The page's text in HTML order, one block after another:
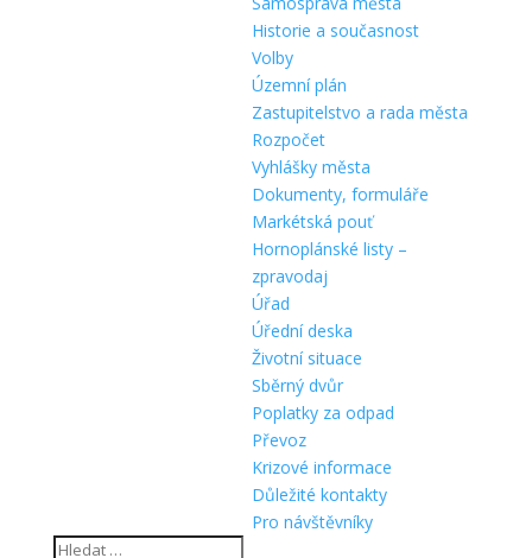
Historie a současnost
Volby
Územní plán
Zastupitelstvo a rada města
Rozpočet
Vyhlášky města
Dokumenty, formuláře
Markétská pouť
Hornoplánské listy –
zpravodaj
Úřad
Úřední deska
Životní situace
Sběrný dvůr
Poplatky za odpad
Převoz
Krizové informace
Důležité kontakty
Pro návštěvníky